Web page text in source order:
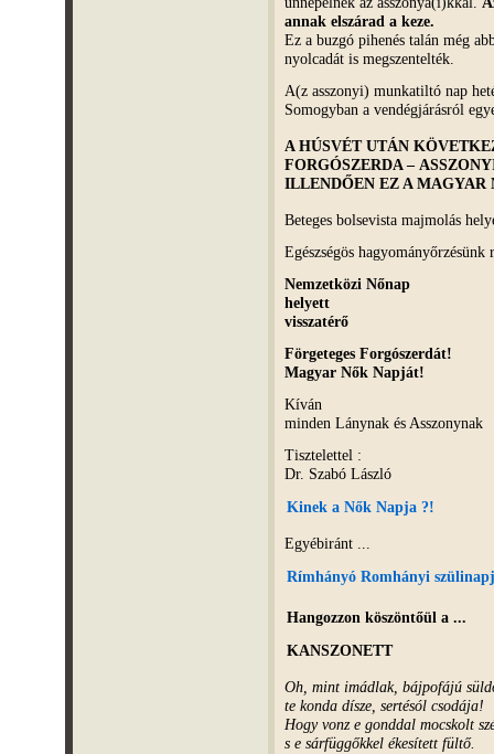
annak elszárad a keze.
Ez a buzgó pihenés talán még
nyolcadát is megszentelték.
A(z asszonyi) munkatiltó nap
Somogyban a vendégjárásról
A HÚSVÉT UTÁN
FORGÓSZERDA –
ILLENDŐEN EZ A MAGYAR
Beteges bolsevista majmolás
Egészségös
Nemzetközi Nőnap
helyett
visszatérő
Förgeteges Forgószerdát!
Magyar Nők Napját!
Kíván
minden Lánynak és Asszonynak
Tisztelettel :
Dr. Szabó László
Kinek a Nők Napja ?!
Egyébiránt ...
Rímhányó Romhányi
Hangozzon köszöntőül a ...
KANSZONETT
Oh, mint imádlak, bájpofájú
te konda dísze, sertésól csodája!
Hogy vonz e gonddal mocskolt
s e sárfüggőkkel ékesített fültő.